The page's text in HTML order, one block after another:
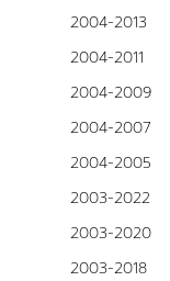
2004-2013
2004-2011
2004-2009
2004-2007
2004-2005
2003-2022
2003-2020
2003-2018